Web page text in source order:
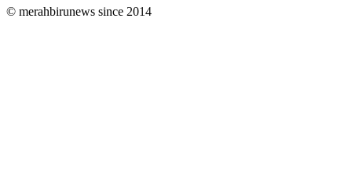
© merahbirunews since 2014